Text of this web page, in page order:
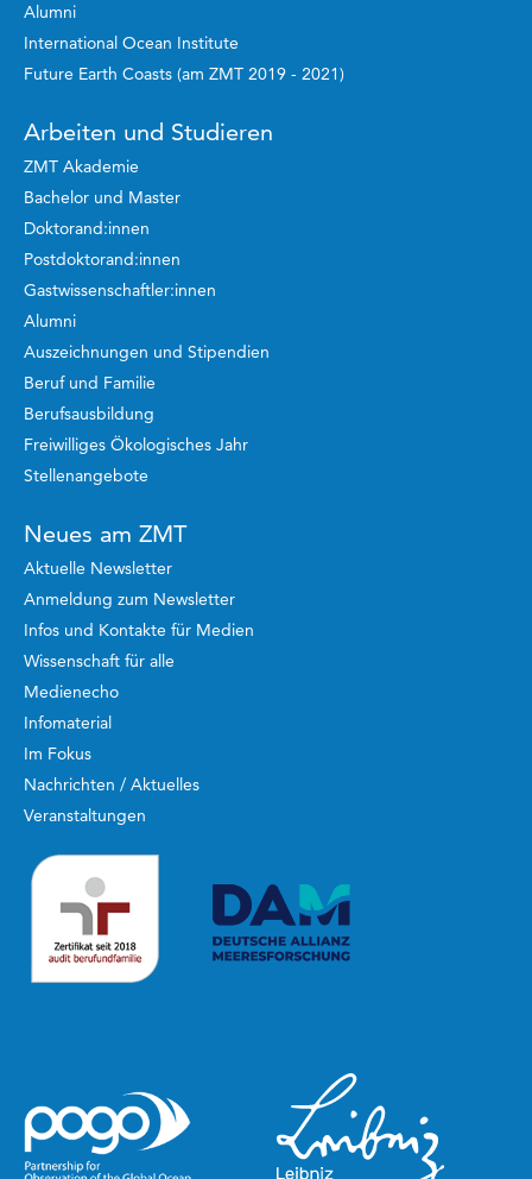
Alumni
International Ocean Institute
Future Earth Coasts (am ZMT 2019 - 2021)
Arbeiten und Studieren
ZMT Akademie
Bachelor und Master
Doktorand:innen
Postdoktorand:innen
Gastwissenschaftler:innen
Alumni
Auszeichnungen und Stipendien
Beruf und Familie
Berufsausbildung
Freiwilliges Ökologisches Jahr
Stellenangebote
Neues am ZMT
Aktuelle Newsletter
Anmeldung zum Newsletter
Infos und Kontakte für Medien
Wissenschaft für alle
Medienecho
Infomaterial
Im Fokus
Nachrichten / Aktuelles
Veranstaltungen